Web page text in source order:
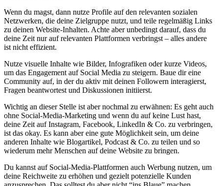
Wenn du magst, dann nutze Profile auf den relevanten sozialen
Netzwerken, die deine Zielgruppe nutzt, und teile regelmäßig Links
zu deinen Website-Inhalten. Achte aber unbedingt darauf, dass du
deine Zeit nur auf relevanten Plattformen verbringst – alles andere
ist nicht effizient.
Nutze visuelle Inhalte wie Bilder, Infografiken oder kurze Videos,
um das Engagement auf Social Media zu steigern. Baue dir eine
Community auf, in der du aktiv mit deinen Followern interagierst,
Fragen beantwortest und Diskussionen initiierst.
Wichtig an dieser Stelle ist aber nochmal zu erwähnen: Es geht auch
ohne Social-Media-Marketing und wenn du auf keine Lust hast,
deine Zeit auf Instagram, Facebook, LinkedIn & Co. zu verbringen,
ist das okay. Es kann aber eine gute Möglichkeit sein, um deine
anderen Inhalte wie Blogartikel, Podcast & Co. zu teilen und so
wiederum mehr Menschen auf deine Website zu bringen.
Du kannst auf Social-Media-Plattformen auch Werbung nutzen, um
deine Reichweite zu erhöhen und gezielt potenzielle Kunden